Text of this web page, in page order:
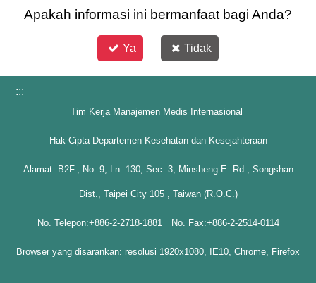
Apakah informasi ini bermanfaat bagi Anda?
Ya Tidak
:::
Tim Kerja Manajemen Medis Internasional
Hak Cipta Departemen Kesehatan dan Kesejahteraan
Alamat: B2F., No. 9, Ln. 130, Sec. 3, Minsheng E. Rd., Songshan
Dist., Taipei City 105 , Taiwan (R.O.C.)
No. Telepon:+886-2-2718-1881 No. Fax:+886-2-2514-0114
Browser yang disarankan: resolusi 1920x1080, IE10, Chrome, Firefox